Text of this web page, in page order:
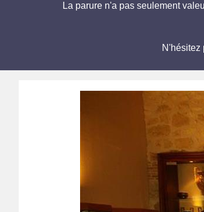
La parure n'a pas seulement
N'hésitez